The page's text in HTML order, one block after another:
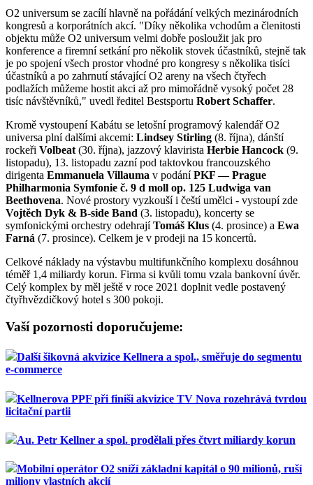
O2 universum se zacílí hlavně na pořádání velkých mezinárodních
kongresů a korporátních akcí. "Díky několika vchodům a členitosti
objektu může O2 universum velmi dobře posloužit jak pro
konference a firemní setkání pro několik stovek účastníků, stejně tak
je po spojení všech prostor vhodné pro kongresy s několika tisíci
účastníků a po zahrnutí stávající O2 areny na všech čtyřech
podlažích můžeme hostit akci až pro mimořádně vysoký počet 28
tisíc návštěvníků," uvedl ředitel Bestsportu Robert Schaffer.
Kromě vystoupení Kabátu se letošní programový kalendář O2
universa plní dalšími akcemi: Lindsey Stirling (8. října), dánští
rockeři Volbeat(30. října), jazzový klavirista Herbie Hancock (9.
listopadu), 13. listopadu zazní pod taktovkou francouzského
dirigenta Emmanuela Villauma v podáníPKF — Prague
Philharmonia Symfonie č. 9 d moll op. 125 Ludwiga van
Beethovena. Nové prostory vyzkouší i čeští umělci - vystoupí zde
Vojtěch Dyk & B-side Band (3. listopadu), koncerty se
symfonickými orchestry odehrajíTomáš Klus (4. prosince) a Ewa
Farná (7. prosince). Celkem je v prodeji na 15 koncertů.
Celkové náklady na výstavbu multifunkčního komplexu dosáhnou
téměř 1,4 miliardy korun. Firma si kvůli tomu vzala bankovní úvěr.
Celý komplex by měl ještě v roce 2021 doplnit vedle postavený
čtyřhvězdičkový hotel s 300 pokoji.
Vaší pozornosti doporučujeme:
Další šikovná akvizice Kellnera a spol., směřuje do segmentu
e-commerce
Kellnerova PPF při finiši akvizice TV Nova rozehrává tvrdou
licitační partii
Au. Petr Kellner a spol. prodělali přes čtvrt miliardy korun
Mobilní operátor O2 sníží základní kapitál o 90 milionů, ruší
miliony vlastních akcií